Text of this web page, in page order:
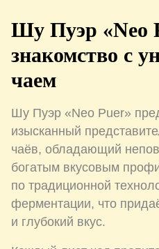
Шу Пуэр «Neo
знакомство с
чаем
Шу Пуэр «Neo Puer»
изысканный
чаёв, обладающий
богатым вкусовым
по традиционной
ферментации, что
и глубокий вкус.